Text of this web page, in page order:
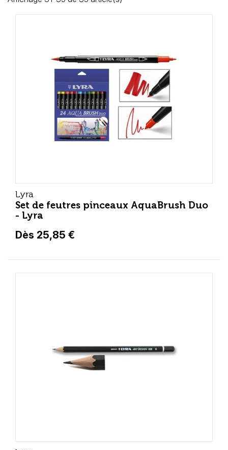
Lyra
Set de feutres pinceaux AquaBrush Duo
- Lyra
Dès 25,85 €